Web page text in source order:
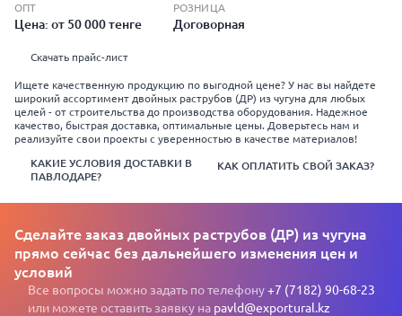
ОПТ
Цена: от 50 000 тенге
РОЗНИЦА
Договорная
Скачать прайс-лист
Ищете качественную продукцию по выгодной цене? У нас вы найдете
широкий ассортимент двойных раструбов (ДР) из чугуна для любых
целей - от строительства до производства оборудования. Надежное
качество, быстрая доставка, оптимальные цены. Доверьтесь нам и
реализуйте свои проекты с уверенностью в качестве материалов!
КАКИЕ УСЛОВИЯ ДОСТАВКИ В
ПАВЛОДАРЕ?
КАК ОПЛАТИТЬ СВОЙ ЗАКАЗ?
Сделайте заказ двойных раструбов (ДР) из чугуна
прямо сейчас без дальнейшего изменения цен и
условий
Все вопросы можно задать по телефону+7 (7182) 90-68-23
или можете оставить заявку на pavld@exportural.kz